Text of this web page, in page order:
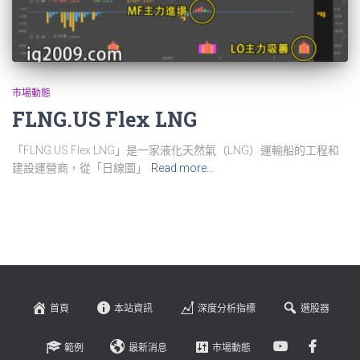
市場動態
FLNG.US Flex LNG
「FLNG.US Flex LNG」是一家液化天然氣（LNG）運輸船的工程和
建設運營商，從「日線圖」
Read more…
首頁 本站資訊 深度分析指標 選股器
範例 最新消息 市場動態